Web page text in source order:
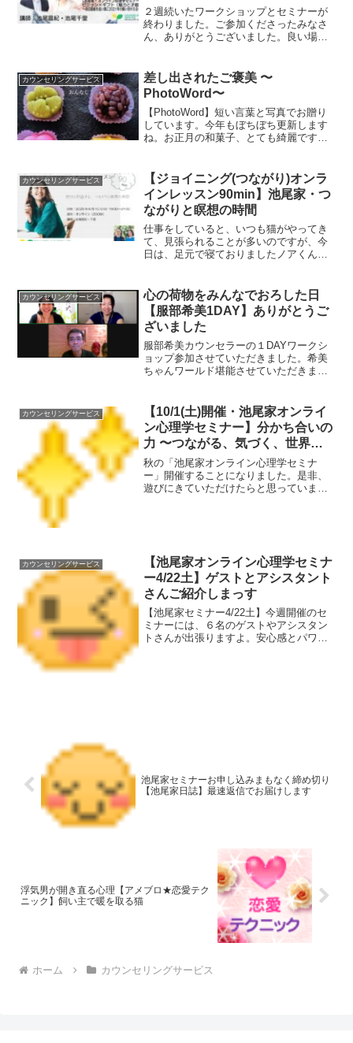
２週続いたワークショップとセミナーが
終わりました。ご参加くださったみなさ
ん、ありがとうございました。良い場所
ました。
カウンセリングサービス
差し出されたご褒美 〜
PhotoWord〜
【PhotoWord】短い言葉と写真でお贈り
しています。今年もぼちぼち更新します
ね。お正月の和菓子、とても綺麗です。
今日この頃。
カウンセリングサービス
【ジョイニング(つながり)オンラ
インレッスン90min】池尾家・つ
ながりと瞑想の時間
仕事をしていると、いつも猫がやってき
て、見張られることが多いのですが、今
日は、足元で寝ておりましたノアくん。
折りたたみ椅子に降格となった、池尾千
里です、はい、こんにちは...
カウンセリングサービス
心の荷物をみんなでおろした日
【服部希美1DAY】ありがとうご
ざいました
服部希美カウンセラーの１DAYワークシ
ョップ参加させていただきました。希美
ちゃんワールド堪能させていただきまし
た。いろんな荷物おろしたなぁ。みなさ
んと一緒に。『心の荷物を...
カウンセリングサービス
【10/1(土)開催・池尾家オンライ
ン心理学セミナー】分かち合いの
力 〜つながる、気づく、世界が
広がる〜
秋の「池尾家オンライン心理学セミナ
ー」開催することになりました。是非、
遊びにきていただけたらと思っていま
カウンセリングサービス
【池尾家オンライン心理学セミナ
ー4/22土】ゲストとアシスタント
さんご紹介しまっす
【池尾家セミナー4/22土】今週開催のセ
ミナーには、６名のゲストやアシスタン
トさんが出張りますよ。安心感とパワー
池尾家セミナーお申し込みまもなく締め切り
【池尾家日誌】最速返信でお届けします
浮気男が開き直る心理【アメブロ★恋愛テク
ニック】飼い主で暖を取る猫
ホーム カウンセリングサービス